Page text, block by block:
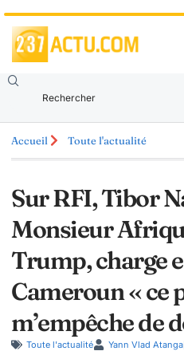
Accueil Toute l'actualité
Sur RFI, Tibor
Monsieur
Trump, charge
Cameroun « ce
m’empêche de
Toute l'actualité Yann Vlad Atanga